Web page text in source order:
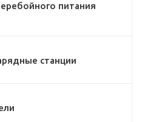
питания
станции